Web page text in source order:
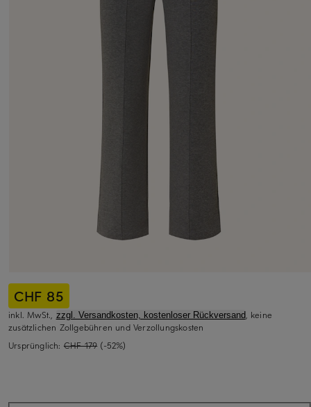
CHF 85
inkl. MwSt., zzgl. Versandkosten, kostenloser Rückversand, keine
zusätzlichen Zollgebühren und Verzollungskosten
Ursprünglich: CHF 179 (-52%)